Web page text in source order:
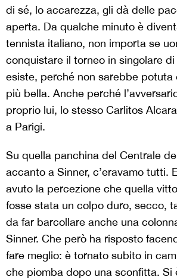
di sé, lo accarezza, gli dà delle
aperta. Da qualche minuto è
tennista italiano, non importa se
conquistare il torneo in singolare
esiste, perché non sarebbe potuta
più bella. Anche perché
proprio lui, lo stesso Carlitos
a Parigi.
Su quella panchina del Centrale
accanto a Sinner, c’eravamo tutti.
avuto la percezione che quella
fosse stata un colpo duro, secco,
da far barcollare anche una
Sinner. Che però ha risposto
fare meglio: è tornato subito in
che piomba dopo una sconfitta. Si